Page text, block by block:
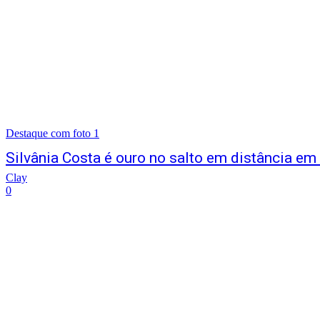
Destaque com foto 1
Silvânia Costa é ouro no salto em distância
Clay
0